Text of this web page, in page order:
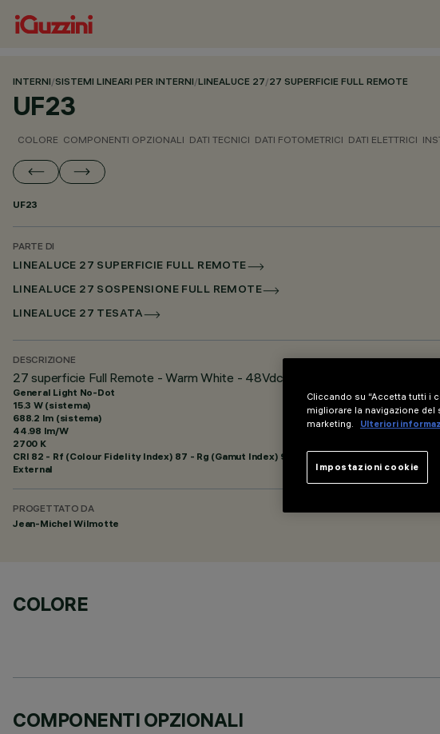
INTERNI/SISTEMI LINEARI PER INTERNI/LINEALUCE 27/27 SUPERFICIE FULL REMOTE
UF23
COLORE COMPONENTI OPZIONALI DATI TECNICI DATI FOTOMETRICI DATI ELETTRICI
UF23
PARTE DI
LINEALUCE 27 SUPERFICIE FULL REMOTE
LINEALUCE 27 SOSPENSIONE FULL REMOTE
LINEALUCE 27 TESATA
DESCRIZIONE
27 superficie Full Remote - Warm White - 48Vdc - L=1216mm - Ottica
General Light No-Dot
15.3 W (sistema)
688.2 lm (sistema)
44.98 lm/W
2700 K
CRI 82 - Rf (Colour Fidelity Index) 87 - Rg (Gamut Index) 95
External
PROGETTATO DA
Jean-Michel Wilmotte
COLORE
COMPONENTI OPZIONALI
Cliccando su “Accetta tutti i
migliorare la navigazione
marketing.
Ulteriori
Impostazioni cookie